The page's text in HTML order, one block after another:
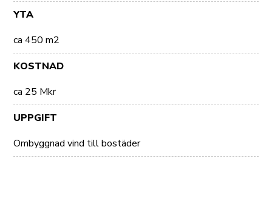
YTA
ca 450 m2
KOSTNAD
ca 25 Mkr
UPPGIFT
Ombyggnad vind till bostäder